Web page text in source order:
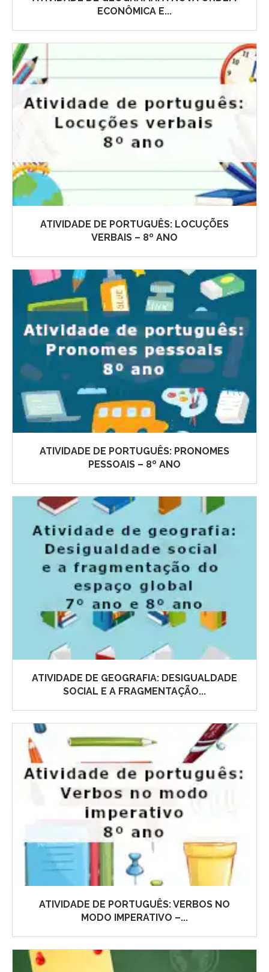
ECONÔMICA E...
ATIVIDADE DE PORTUGUÊS: LOCUÇÕES
VERBAIS – 8º ANO
ATIVIDADE DE PORTUGUÊS: PRONOMES
PESSOAIS – 8º ANO
ATIVIDADE DE GEOGRAFIA: DESIGUALDADE
SOCIAL E A FRAGMENTAÇÃO...
ATIVIDADE DE PORTUGUÊS: VERBOS NO
MODO IMPERATIVO –...